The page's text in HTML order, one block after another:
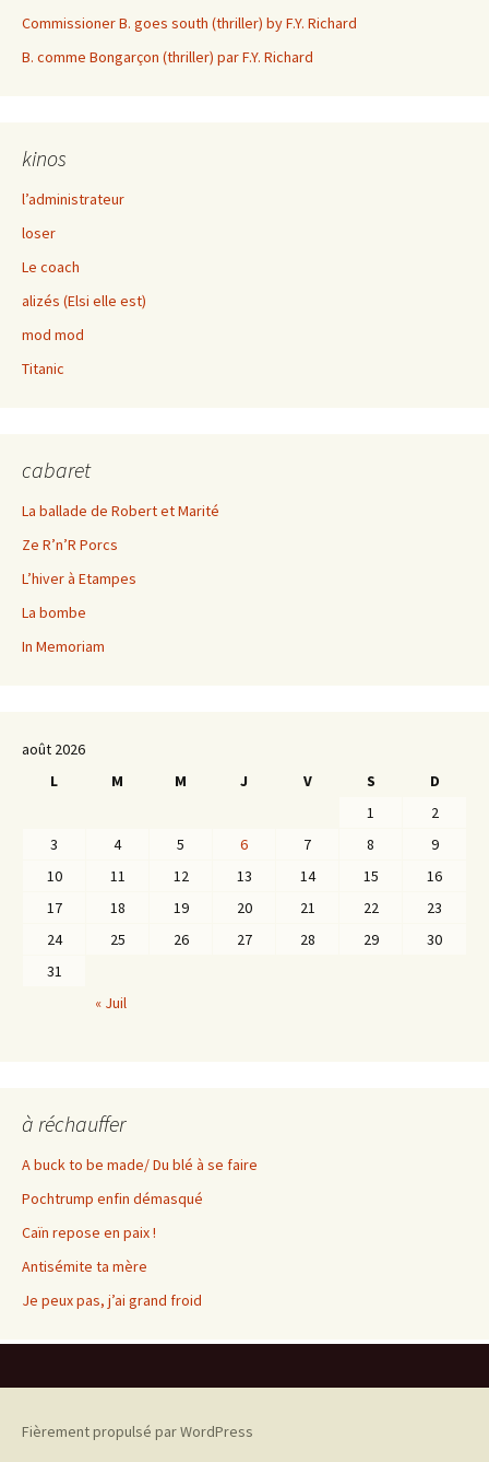
Commissioner B. goes south (thriller) by F.Y. Richard
B. comme Bongarçon (thriller) par F.Y. Richard
kinos
l’administrateur
loser
Le coach
alizés (Elsi elle est)
mod mod
Titanic
cabaret
La ballade de Robert et Marité
Ze R’n’R Porcs
L’hiver à Etampes
La bombe
In Memoriam
août 2026
L
M M J V S
D
1
2
3
4 5 6 7 8
9
10
11 12 13 14 15
16
17
18 19 20 21 22
23
24
25 26 27 28 29
30
31
« Juil
à réchauffer
A buck to be made/ Du blé à se faire
Pochtrump enfin démasqué
Caïn repose en paix !
Antisémite ta mère
Je peux pas, j’ai grand froid
Fièrement propulsé par WordPress